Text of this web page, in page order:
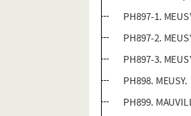
PH897-1.
PH897-2.
PH897-3.
PH898.
PH899.